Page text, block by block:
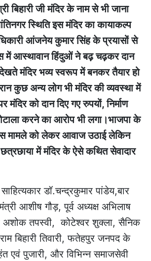
बिहारी जी मंदिर के नाम से भी जाना
स्थिति इस मंदिर का कायाकल्प
आंजनेय कुमार सिंह के प्रयासों से
में आस्थावान हिंदुओं ने बढ़ चढ़कर दान
मंदिर भव्य स्वरूप में बनकर तैयार हो
कुछ अन्य लोग भी मंदिर की व्यवस्था में
को दान दिए गए रुपयों, निर्माण
करने का आरोप भी लगा।भाजपा के
मामले को लेकर आवाज उठाई लेकिन
में मंदिर के ऐसे कथित सेवादार
डॉ.चन्द्रकुमार पांडेय,बार
आशीष गौड़, पूर्व अध्यक्ष अभिलाष
अशोक तपस्वी, कोटेश्वर शुक्ला, सैनिक
बिहारी तिवारी, फतेहपुर जनपद के
एवं पुजारी, और विभिन्न समाजसेवी